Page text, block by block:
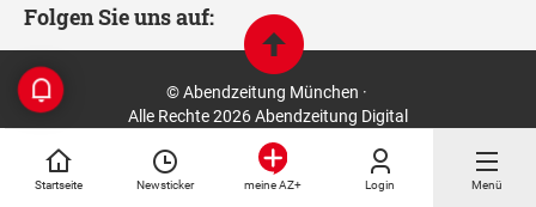
Startseite Newsticker meine AZ+ Login Menü
Folgen Sie uns auf:
© Abendzeitung München ·
Alle Rechte 2026 Abendzeitung Digital